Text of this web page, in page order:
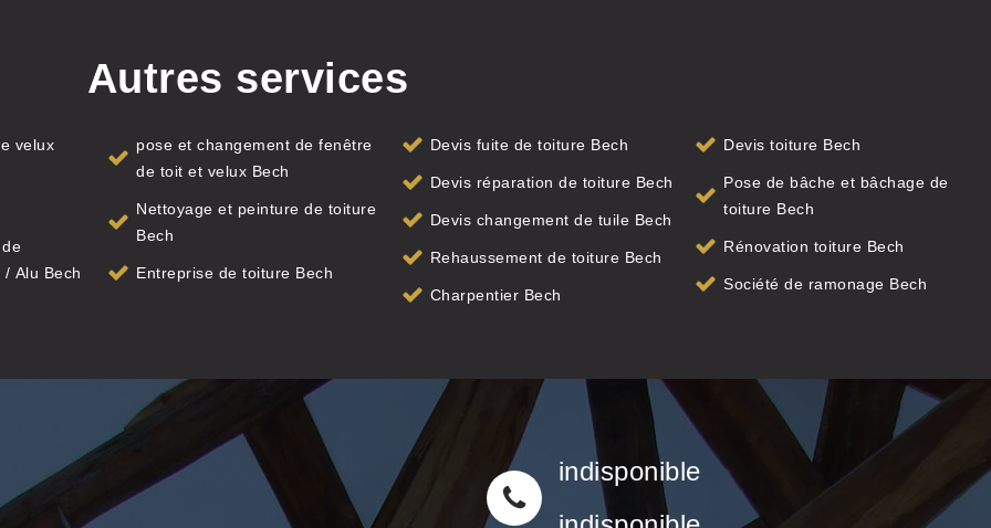
Autres services
velux
Alu Bech
pose et changement de fenêtre
de toit et velux Bech
Nettoyage et peinture de toiture
Bech
Entreprise de toiture Bech
Devis fuite de toiture Bech
Devis réparation de toiture Bech
Devis changement de tuile Bech
Rehaussement de toiture Bech
Charpentier Bech
Devis toiture Bech
Pose de bâche et bâchage de
toiture Bech
Rénovation toiture Bech
Société de ramonage Bech
indisponible